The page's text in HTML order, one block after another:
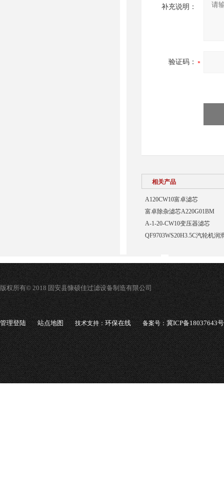
补充说明：
验证码：
相关产品
A120CW10富卓滤芯
富卓除杂滤芯A220G01BM
A-1-20-CW10变压器滤芯
QF9703WS20H3.5C汽轮机润
版权所有© 2018 固安县慷硕佳过滤设备制造有限公司
管理登陆 站点地图 技术支持：环保在线 备案号：冀ICP备18037643